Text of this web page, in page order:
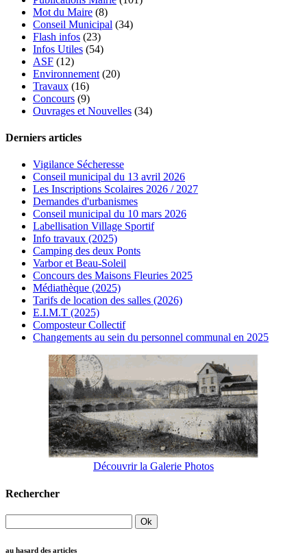
Mot du Maire (8)
Conseil Municipal (34)
Flash infos (23)
Infos Utiles (54)
ASF (12)
Environnement (20)
Travaux (16)
Concours (9)
Ouvrages et Nouvelles (34)
Derniers articles
Vigilance Sécheresse
Conseil municipal du 13 avril 2026
Les Inscriptions Scolaires 2026 / 2027
Demandes d'urbanismes
Conseil municipal du 10 mars 2026
Labellisation Village Sportif
Info travaux (2025)
Camping des deux Ponts
Varbor et Beau-Soleil
Concours des Maisons Fleuries 2025
Médiathèque (2025)
Tarifs de location des salles (2026)
E.I.M.T (2025)
Composteur Collectif
Changements au sein du personnel communal en 2025
Découvrir la Galerie Photos
Rechercher
au hasard des articles